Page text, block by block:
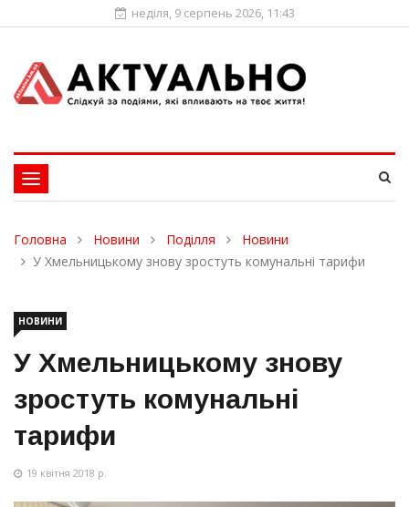
неділя, 9 серпень 2026, 11:43
Toggle
navigation
Головна Новини Поділля
Новини
У Хмельницькому знову зростуть комунальні тарифи
НОВИНИ
У Хмельницькому знову
зростуть комунальні
тарифи
19 квітня 2018 р.